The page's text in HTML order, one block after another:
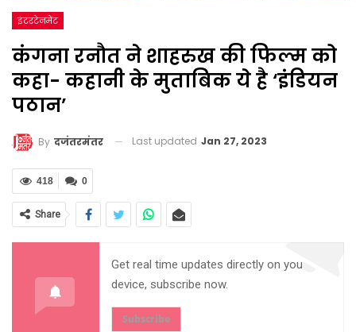
इंटरटेनमेंट
कंगना रनौत ने शाहरुख की फिल्म को
कहा- कहानी के मुताबिक ये है ‘इंडियन
पठान’
By दजंतरमंतर Last updated Jan 27, 2023
0
418
Share
Get real time updates directly on you
device, subscribe now.
Subscribe